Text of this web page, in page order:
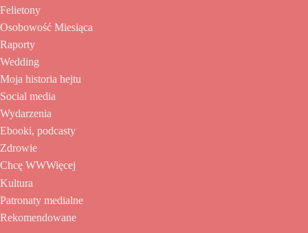
Felietony
Osobowość Miesiąca
Raporty
Wedding
Moja historia hejtu
Social media
Wydarzenia
Ebooki, podcasty
Zdrowie
Chcę WWWięcej
Kultura
Patronaty medialne
Rekomendowane